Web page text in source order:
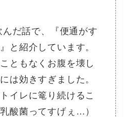
だ話で、『便通がす
と紹介しています。
ともなくお腹を壊し
は効きすぎました。
イレに篭り続けるこ
酸菌ってすげぇ…）